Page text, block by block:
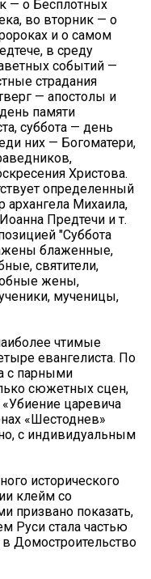
— о Бесплотных
во вторник — о
и о самом
в среду
событий —
страдания
— апостолы и
памяти
суббота — день
них — Богоматери,
Христова.
определенный
архангела Михаила,
Предтечи и т.
"Суббота
блаженные,
святители,
жены,
мученицы,
чтимые
евангелиста. По
с парными
сюжетных сцен,
царевича
«Шестоднев»
с индивидуальным
исторического
клейм со
призвано показать,
Руси стала частью
Домостроительство